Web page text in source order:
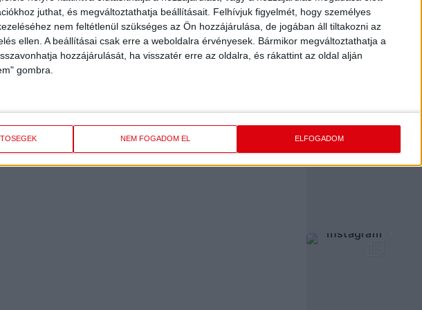
juthat, és megváltoztathatja beállításait. Felhívjuk figyelmét, hogy személyes
nem feltétlenül szükséges az Ön hozzájárulása, de jogában áll tiltakozni az
ellen. A beállításai csak erre a weboldalra érvényesek. Bármikor megváltoztathatja a
hozzájárulását, ha visszatér erre az oldalra, és rákattint az oldal alján
gombra.
NEM FOGADOM EL ELFOGADOM
Jovanáék az 5. csoportban, Kragujevácban fogadják a
a csoportelsőség, hiszen eddig Szerbia és Svédország
meghívót) is két-két győzelemmel várja a folytatást.
is megnyerte eddigi két-két meccsét, s valószínűleg
befolyásolhatja a ma esti bécsi és a szombati cádizi
a négyes döntőbe. Az Eb-selejtezőben csoportonként az
a hat csoport négy legjobb harmadik helyezettje is.
KÖVESS MINKET